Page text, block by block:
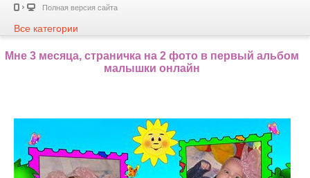
Полная версия сайта
Все категории
Мне 3 месяца, страничка на 2 фото в первый альбом
малышки онлайн